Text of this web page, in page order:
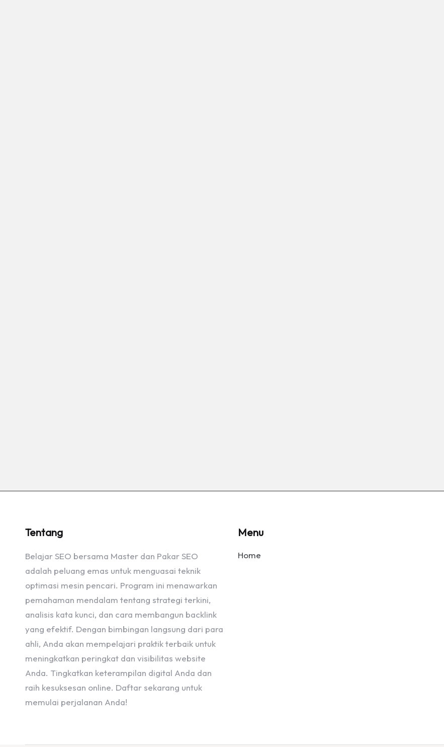
Tentang
Belajar SEO bersama Master dan Pakar SEO
adalah peluang emas untuk menguasai teknik
optimasi mesin pencari. Program ini menawarkan
pemahaman mendalam tentang strategi terkini,
analisis kata kunci, dan cara membangun backlink
yang efektif. Dengan bimbingan langsung dari para
ahli, Anda akan mempelajari praktik terbaik untuk
meningkatkan peringkat dan visibilitas website
Anda. Tingkatkan keterampilan digital Anda dan
raih kesuksesan online. Daftar sekarang untuk
memulai perjalanan Anda!
Menu
Home